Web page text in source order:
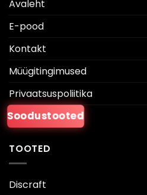
Avaleht
E-pood
Kontakt
Müügitingimused
Privaatsuspoliitika
Soodustooted
TOOTED
Discraft